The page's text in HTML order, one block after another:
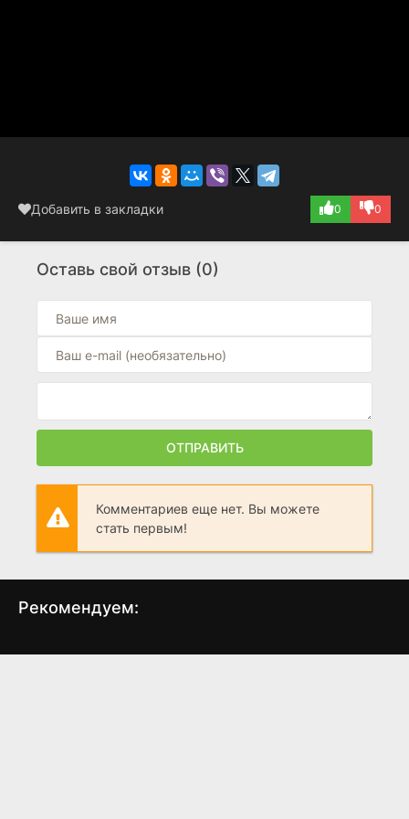
Добавить в закладки 0 0
Оставь свой отзыв (0)
ОТПРАВИТЬ
Комментариев еще нет. Вы можете
стать первым!
Рекомендуем:
Борстал
Любовь вчера и